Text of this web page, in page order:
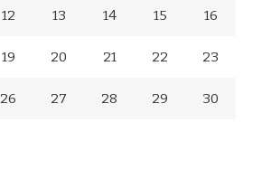
12 13 14 15 16
19 20 21 22 23
26 27 28 29 30